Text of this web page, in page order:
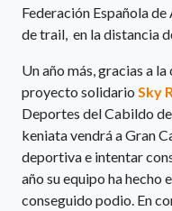
Federación Española
de trail, en la distancia
Un año más, gracias a
proyecto solidario Sky
Deportes del Cabildo
keniata vendrá a Gran
deportiva e intentar
año su equipo ha hecho
conseguido podio. En